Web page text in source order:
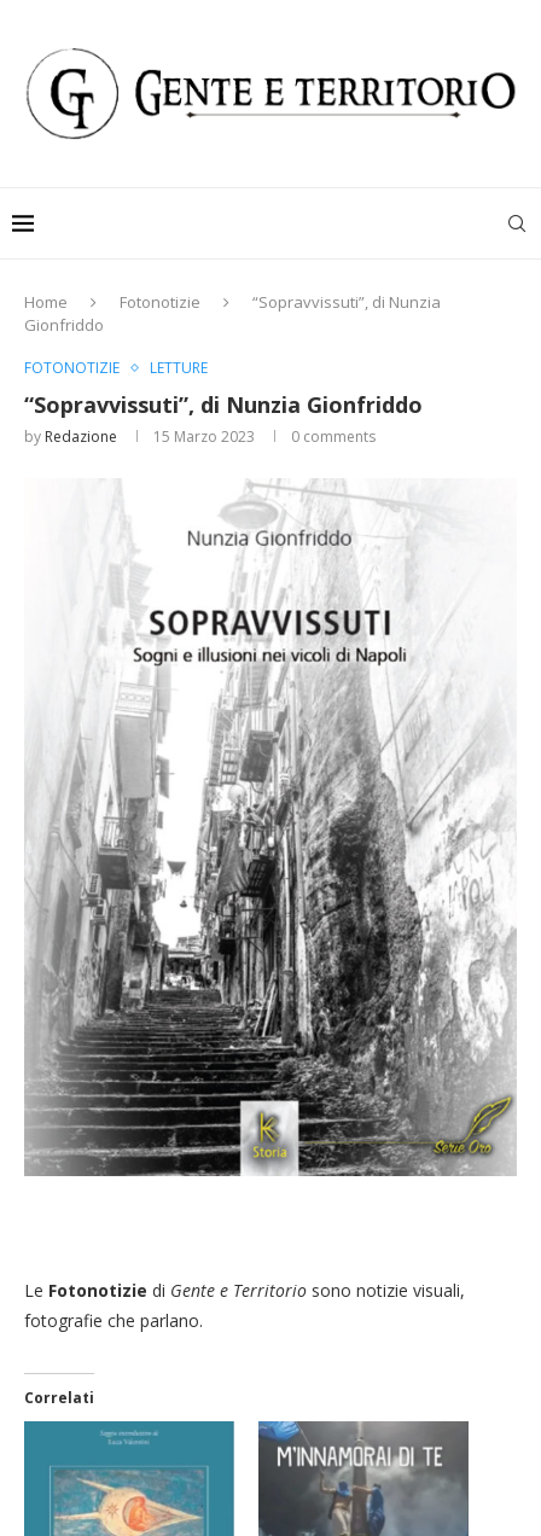
Home Fotonotizie
“Sopravvissuti”, di Nunzia
Gionfriddo
FOTONOTIZIE LETTURE
“Sopravvissuti”, di Nunzia Gionfriddo
by Redazione 15 Marzo 2023 0 comments
Le Fotonotizie di Gente e Territorio sono notizie visuali,
fotografie che parlano.
Correlati